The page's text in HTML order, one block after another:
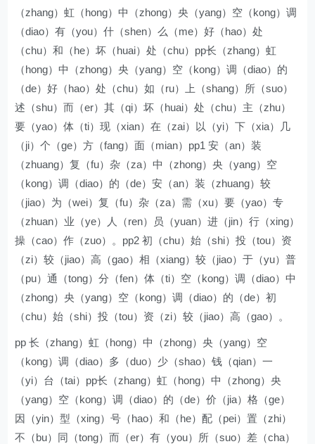
（zhang）虹（hong）中（zhong）央（yang）空（kong）调
（diao）有（you）什（shen）么（me）好（hao）处
（chu）和（he）坏（huai）处（chu）pp长（zhang）虹
（hong）中（zhong）央（yang）空（kong）调（diao）的
（de）好（hao）处（chu）如（ru）上（shang）所（suo）
述（shu）而（er）其（qi）坏（huai）处（chu）主（zhu）
要（yao）体（ti）现（xian）在（zai）以（yi）下（xia）几
（ji）个（ge）方（fang）面（mian）pp1 安（an）装
（zhuang）复（fu）杂（za）中（zhong）央（yang）空
（kong）调（diao）的（de）安（an）装（zhuang）较
（jiao）为（wei）复（fu）杂（za）需（xu）要（yao）专
（zhuan）业（ye）人（ren）员（yuan）进（jin）行（xing）
操（cao）作（zuo）。pp2 初（chu）始（shi）投（tou）资
（zi）较（jiao）高（gao）相（xiang）较（jiao）于（yu）普
（pu）通（tong）分（fen）体（ti）空（kong）调（diao）中
（zhong）央（yang）空（kong）调（diao）的（de）初
（chu）始（shi）投（tou）资（zi）较（jiao）高（gao）。
pp 长（zhang）虹（hong）中（zhong）央（yang）空
（kong）调（diao）多（duo）少（shao）钱（qian）一
（yi）台（tai）pp长（zhang）虹（hong）中（zhong）央
（yang）空（kong）调（diao）的（de）价（jia）格（ge）
因（yin）型（xing）号（hao）和（he）配（pei）置（zhi）
不（bu）同（tong）而（er）有（you）所（suo）差（cha）